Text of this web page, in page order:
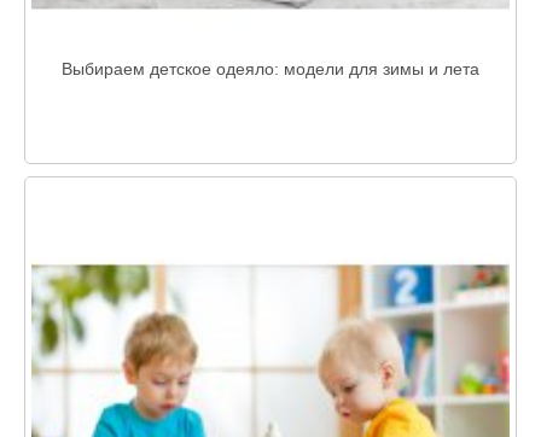
Выбираем детское одеяло: модели для зимы и лета